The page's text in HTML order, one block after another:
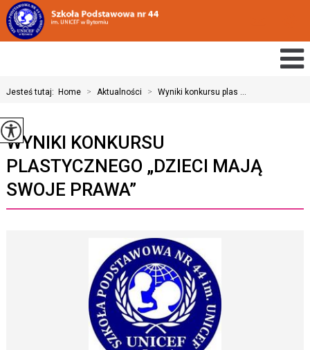
Jesteś tutaj: Home > Aktualności > Wyniki konkursu plas ...
WYNIKI KONKURSU
PLASTYCZNEGO „DZIECI MAJĄ
SWOJE PRAWA”